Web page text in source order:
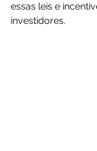
essas leis e
investidores.